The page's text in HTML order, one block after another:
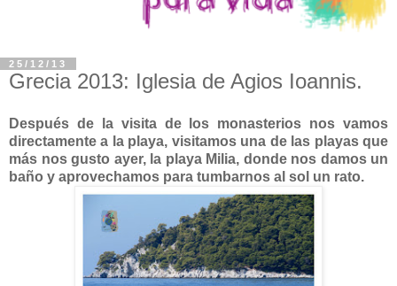
25/12/13
Grecia 2013: Iglesia de Agios Ioannis.
Después de la visita de los monasterios nos vamos
directamente a la playa, visitamos una de las playas que
más nos gusto ayer, la playa Milia, donde nos damos un
baño y aprovechamos para tumbarnos al sol un rato.